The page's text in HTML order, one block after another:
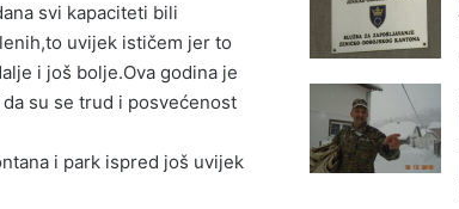
svi kapaciteti bili
uvijek ističem jer to
i još bolje.Ova godina je
su se trud i posvećenost
i park ispred još uvijek